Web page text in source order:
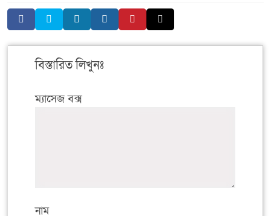
বিস্তারিত লিখুনঃ
ম্যাসেজ বক্স
নাম